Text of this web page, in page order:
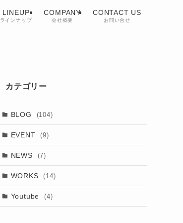
LINEUP
ラインナップ
COMPANY
会社概要
CONTACT US
お問い合せ
カテゴリー
BLOG (104)
EVENT (9)
NEWS (7)
WORKS (14)
Youtube (4)